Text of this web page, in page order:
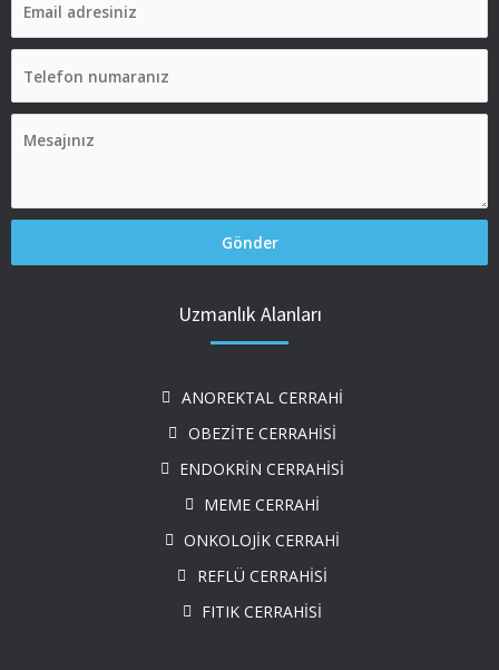
Uzmanlık Alanları
ANOREKTAL CERRAHİ
OBEZİTE CERRAHİSİ
ENDOKRİN CERRAHİSİ
MEME CERRAHİ
ONKOLOJİK CERRAHİ
REFLÜ CERRAHİSİ
FITIK CERRAHİSİ